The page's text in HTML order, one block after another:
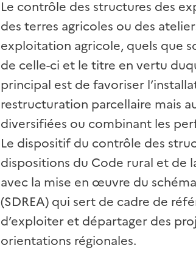
Le contrôle des structures des
des terres agricoles ou des
exploitation agricole, quels que
de celle-ci et le titre en vertu
principal est de favoriser
restructuration parcellaire mais
diversifiées ou combinant les
Le dispositif du contrôle des
dispositions du Code rural et de
avec la mise en œuvre du
(SDREA) qui sert de cadre de
d’exploiter et départager des
orientations régionales.